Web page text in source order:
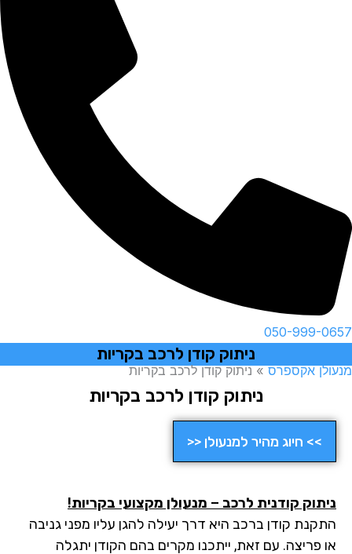
050-999-0657
ניתוק קודן לרכב בקריות
מנעולן אקספרס»ניתוק קודן לרכב בקריות
ניתוק קודן לרכב בקריות
>> חיוג מהיר למנעולן <<
ניתוק קודנית לרכב – מנעולן מקצועי בקריות!
התקנת קודן ברכב היא דרך יעילה להגן עליו מפני גניבה
או פריצה. עם זאת, ייתכנו מקרים בהם הקודן יתגלה